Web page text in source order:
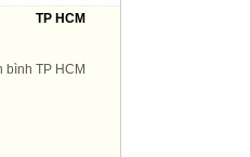
TP HCM
bình TP HCM